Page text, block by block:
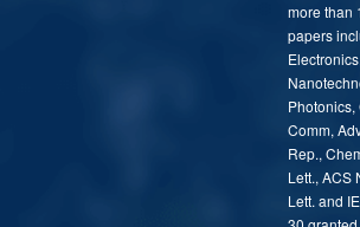
more than
papers
Photonics,
Comm,
Rep.,
Lett., ACS
Lett. and